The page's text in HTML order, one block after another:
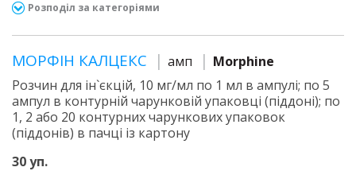
Розподіл за категоріями
МОРФІН КАЛЦЕКС амп
Morphine
Розчин для ін`єкцій, 10 мг/мл по 1 мл в ампулі; по 5
ампул в контурній чарунковій упаковці (піддоні); по
1, 2 або 20 контурних чарункових упаковок
(піддонів) в пачці із картону
30 уп.